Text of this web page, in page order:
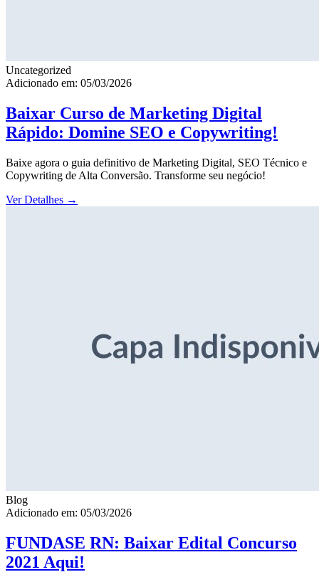
Uncategorized
Adicionado em: 05/03/2026
Baixar Curso de Marketing Digital
Rápido: Domine SEO e Copywriting!
Baixe agora o guia definitivo de Marketing Digital, SEO Técnico e
Copywriting de Alta Conversão. Transforme seu negócio!
Ver Detalhes →
Blog
Adicionado em: 05/03/2026
FUNDASE RN: Baixar Edital Concurso
2021 Aqui!